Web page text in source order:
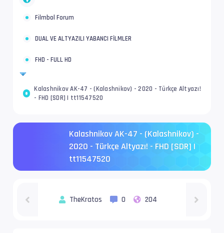
Filmbol Forum
DUAL VE ALTYAZILI YABANCI FİLMLER
FHD - FULL HD
Kalashnikov AK-47 - (Kalashnikov) - 2020 - Türkçe Altyazı!
- FHD [SDR] | tt11547520
Kalashnikov AK-47 - (Kalashnikov) -
2020 - Türkçe Altyazı! - FHD [SDR] |
tt11547520
TheKratos 0 204